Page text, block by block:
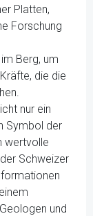
Platten,
Forschung
Berg, um
die die
nur ein
Symbol der
wertvolle
Schweizer
und